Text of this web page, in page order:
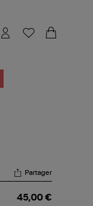
Partager
45,00 €